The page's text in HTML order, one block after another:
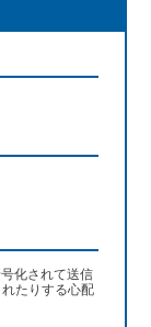
化されて送信
たりする心配